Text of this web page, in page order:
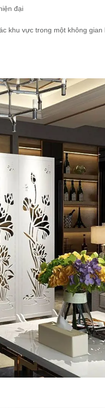
đại
khu vực trong một không